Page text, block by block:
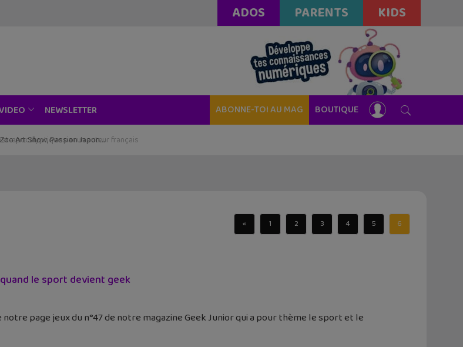
ADOS PARENTS KIDS
NEWSLETTER ABONNE-TOI AU MAG BOUTIQUE
Art Show, Passion Japon…
« 1 2 3 4 5 6
le sport devient geek
page jeux du n°47 de notre magazine Geek Junior qui a pour thème le sport et le